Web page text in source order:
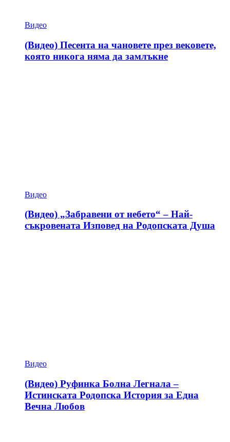
Видео
(Видео) Песента на чановете през вековете,
която никога няма да замлъкне
Видео
(Видео) „Забравени от небето“ – Най-
съкровената Изповед на Родопската Душа
Видео
(Видео) Руфинка Болна Легнала –
Истинската Родопска История за Една
Вечна Любов